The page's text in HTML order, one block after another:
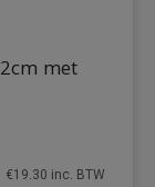
met
€19.30 inc. BTW